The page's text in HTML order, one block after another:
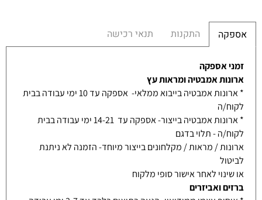
אספקה התקנות תנאי רכישה
זמני אספקה
ארונות אמבטיה ומראות עץ
* ארונות אמבטיה בייבוא ממלאי- אספקה עד 10 ימי עבודה בבית
לקוח/ה
* ארונות אמבטיה בייצור- אספקה עד 14-21 ימי עבודה בבית
לקוח/ה - תלוי בדגם
ארונות / מראות / מקלחונים בייצור מיוחד- הזמנה לא ניתנת
לביטול
או שינוי לאחר אישור סופי מלקוח
ברזים ואביזרים